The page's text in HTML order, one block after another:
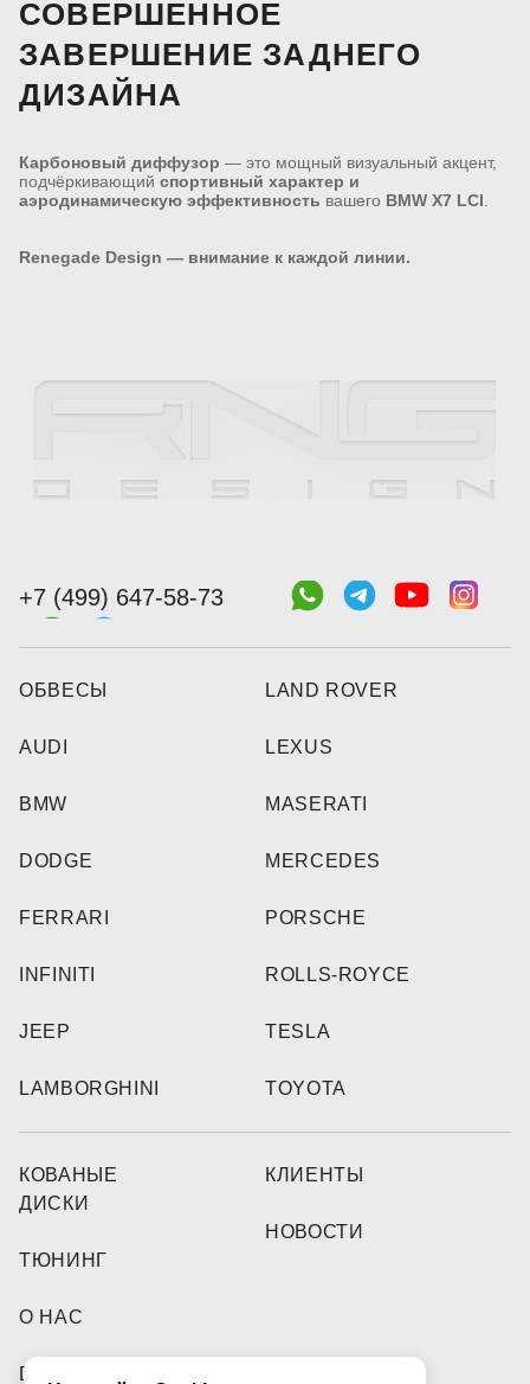
СОВЕРШЕННОЕ
ЗАВЕРШЕНИЕ ЗАДНЕГО
ДИЗАЙНА
Карбоновый диффузор — это мощный визуальный акцент,
подчёркивающий спортивный характер и
аэродинамическую эффективность вашего BMW X7 LCI
Renegade Design — внимание к каждой линии.
+7 (499) 647-58-73
ОБВЕСЫ
AUDI
BMW
DODGE
FERRARI
INFINITI
JEEP
LAMBORGHINI
LAND ROVER
LEXUS
MASERATI
MERCEDES
PORSCHE
ROLLS-ROYCE
TESLA
TOYOTA
КОВАНЫЕ
ДИСКИ
ТЮНИНГ
О НАС
DEALERS
КЛИЕНТЫ
НОВОСТИ